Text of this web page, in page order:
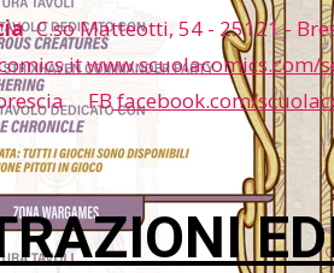
C.so Matteotti, 54 - 25121 -
www.scuolacomics.com/
FBfacebook.com/